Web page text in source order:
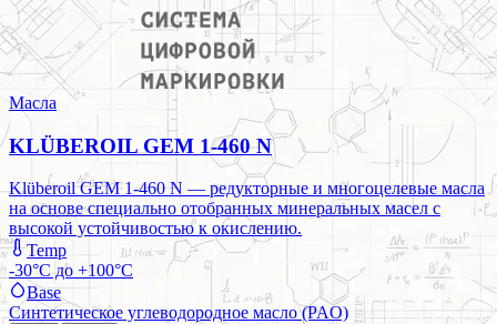
Масла
KLÜBEROIL GEM 1-460 N
Klüberoil GEM 1-460 N — редукторные и многоцелевые масла
на основе специально отобранных минеральных масел с
высокой устойчивостью к окислению.
Temp
-30°C до +100°C
Base
Синтетическое углеводородное масло (PAO)